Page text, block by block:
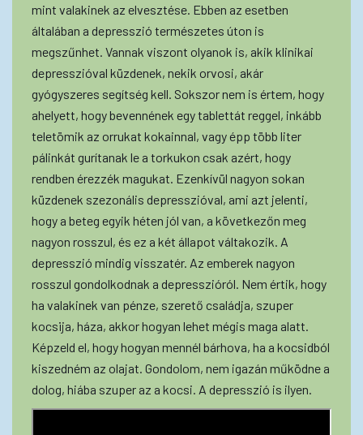
mint valakinek az elvesztése. Ebben az esetben
általában a depresszió természetes úton is
megszűnhet. Vannak viszont olyanok is, akik klinikai
depresszióval küzdenek, nekik orvosi, akár
gyógyszeres segítség kell. Sokszor nem is értem, hogy
ahelyett, hogy bevennének egy tablettát reggel, inkább
teletömik az orrukat kokainnal, vagy épp több liter
pálinkát gurítanak le a torkukon csak azért, hogy
rendben érezzék magukat. Ezenkívül nagyon sokan
küzdenek szezonális depresszióval, ami azt jelenti,
hogy a beteg egyik héten jól van, a következőn meg
nagyon rosszul, és ez a két állapot váltakozik. A
depresszió mindig visszatér. Az emberek nagyon
rosszul gondolkodnak a depresszióról. Nem értik, hogy
ha valakinek van pénze, szerető családja, szuper
kocsija, háza, akkor hogyan lehet mégis maga alatt.
Képzeld el, hogy hogyan mennél bárhova, ha a kocsidból
kiszedném az olajat. Gondolom, nem igazán működne a
dolog, hiába szuper az a kocsi. A depresszió is ilyen.